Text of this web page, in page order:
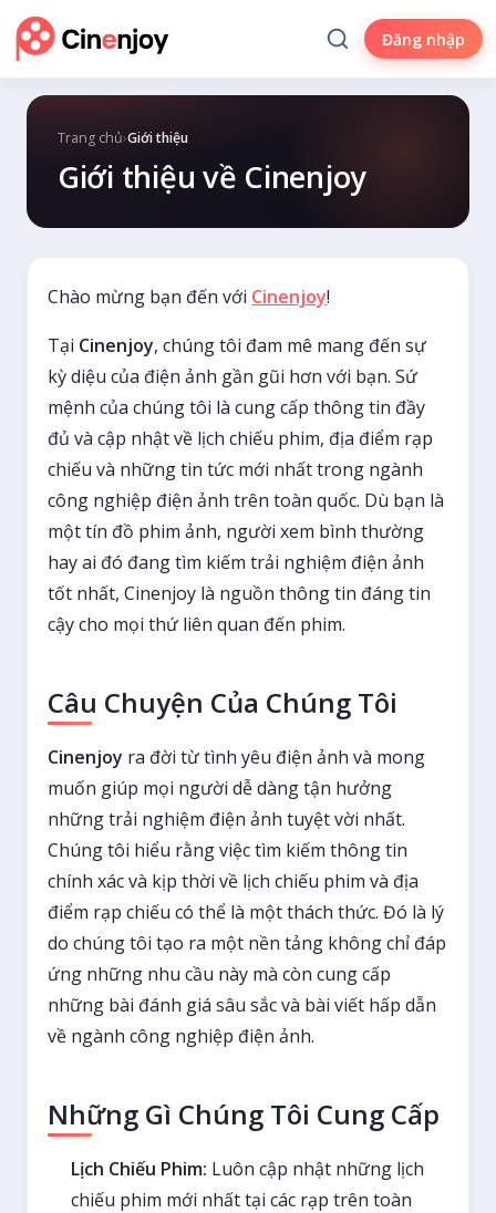
Đăng nhập
Trang chủ›Giới thiệu
Giới thiệu về Cinenjoy
Chào mừng bạn đến với Cinenjoy!
Tại Cinenjoy, chúng tôi đam mê mang đến sự
kỳ diệu của điện ảnh gần gũi hơn với bạn. Sứ
mệnh của chúng tôi là cung cấp thông tin đầy
đủ và cập nhật về lịch chiếu phim, địa điểm rạp
chiếu và những tin tức mới nhất trong ngành
công nghiệp điện ảnh trên toàn quốc. Dù bạn là
một tín đồ phim ảnh, người xem bình thường
hay ai đó đang tìm kiếm trải nghiệm điện ảnh
tốt nhất, Cinenjoy là nguồn thông tin đáng tin
cậy cho mọi thứ liên quan đến phim.
Câu Chuyện Của Chúng Tôi
Cinenjoy ra đời từ tình yêu điện ảnh và mong
muốn giúp mọi người dễ dàng tận hưởng
những trải nghiệm điện ảnh tuyệt vời nhất.
Chúng tôi hiểu rằng việc tìm kiếm thông tin
chính xác và kịp thời về lịch chiếu phim và địa
điểm rạp chiếu có thể là một thách thức. Đó là lý
do chúng tôi tạo ra một nền tảng không chỉ đáp
ứng những nhu cầu này mà còn cung cấp
những bài đánh giá sâu sắc và bài viết hấp dẫn
về ngành công nghiệp điện ảnh.
Những Gì Chúng Tôi Cung Cấp
Lịch Chiếu Phim: Luôn cập nhật những lịch
chiếu phim mới nhất tại các rạp trên toàn